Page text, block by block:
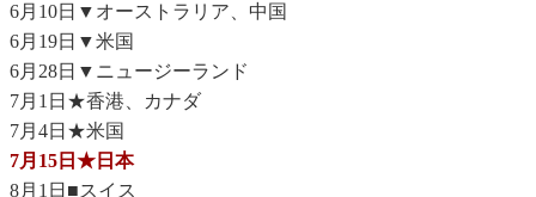
6月10日▼オーストラリア、中国
6月19日▼米国
6月28日▼ニュージーランド
7月1日★香港、カナダ
7月4日★米国
7月15日★日本
8月1日■スイス